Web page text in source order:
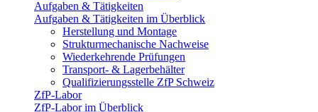
Aufgaben & Tätigkeiten
Aufgaben & Tätigkeiten im Überblick
Herstellung und Montage
Strukturmechanische Nachweise
Wiederkehrende Prüfungen
Transport- & Lagerbehälter
Qualifizierungsstelle ZfP Schweiz
ZfP-Labor
ZfP-Labor im Überblick